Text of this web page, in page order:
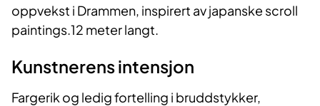
oppvekst i Drammen, inspirert av japanske scroll
paintings.12 meter langt.
Kunstnerens intensjon
Fargerik og ledig fortelling i bruddstykker,